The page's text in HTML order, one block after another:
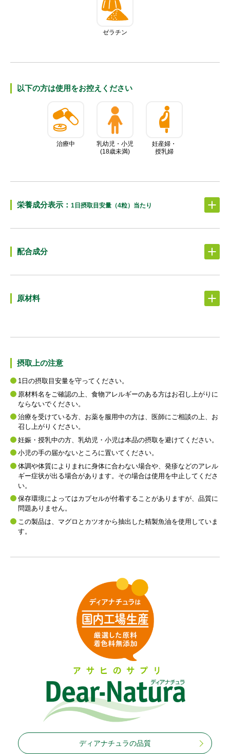
ゼラチン
以下の⽅は使⽤をお控えください
治療中
乳幼児・小児
(18歳未満)
妊産婦・
授乳婦
栄養成分表⽰： 1日摂取目安量（4粒）当たり
配合成分
原材料
摂取上の注意
1日の摂取目安量を守ってください。
原材料名をご確認の上、食物アレルギーのある方はお召し上がりに
ならないでください。
治療を受けている方、お薬を服用中の方は、医師にご相談の上、お
召し上がりください。
妊娠・授乳中の方、乳幼児・小児は本品の摂取を避けてください。
小児の手の届かないところに置いてください。
体調や体質によりまれに身体に合わない場合や、発疹などのアレル
ギー症状が出る場合があります。その場合は使用を中止してくださ
い。
保存環境によってはカプセルが付着することがありますが、品質に
問題ありません。
この製品は、マグロとカツオから抽出した精製魚油を使用していま
す。
ディアナチュラの品質